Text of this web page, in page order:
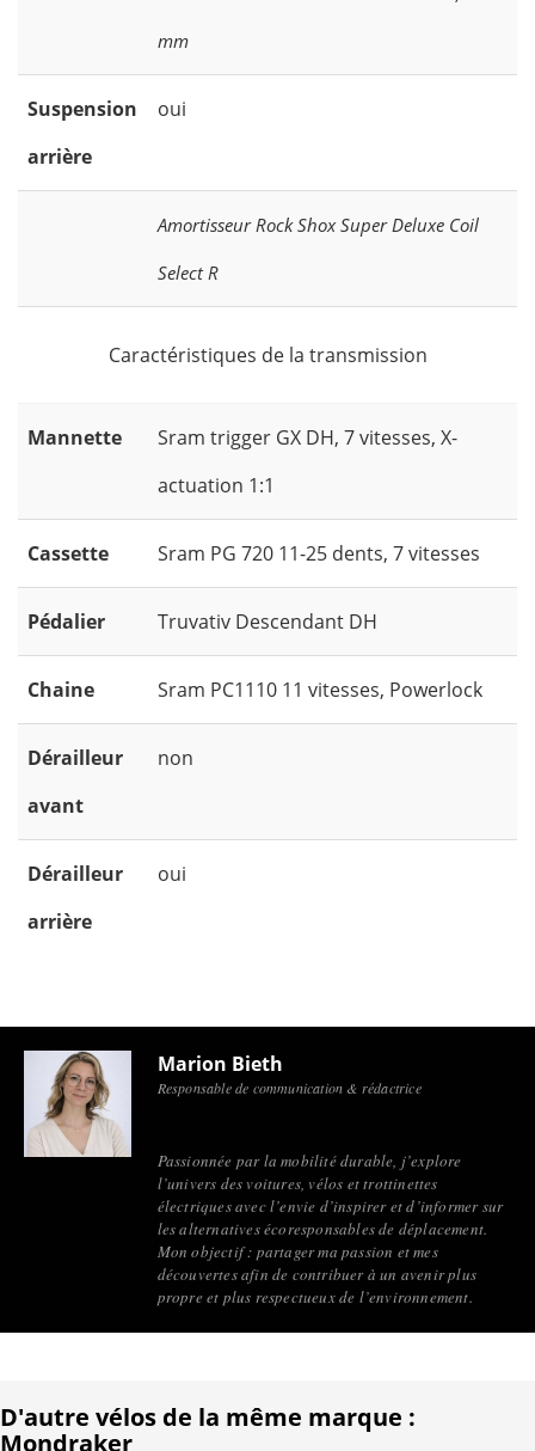
mm
Suspension
arrière
oui
Amortisseur Rock Shox Super Deluxe Coil
Select R
Caractéristiques de la transmission
Mannette
Sram trigger GX DH, 7 vitesses, X-
actuation 1:1
Cassette Sram PG 720 11-25 dents, 7 vitesses
Pédalier Truvativ Descendant DH
Chaine Sram PC1110 11 vitesses, Powerlock
Dérailleur
avant
non
Dérailleur
arrière
oui
Marion Bieth
Responsable de communication & rédactrice
Passionnée par la mobilité durable, j’explore
l’univers des voitures, vélos et trottinettes
électriques avec l’envie d’inspirer et d’informer sur
les alternatives écoresponsables de déplacement.
Mon objectif : partager ma passion et mes
découvertes afin de contribuer à un avenir plus
propre et plus respectueux de l’environnement.
D'autre vélos de la même marque :
Mondraker